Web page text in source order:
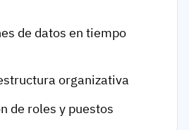
de datos en tiempo
organizativa
de roles y puestos